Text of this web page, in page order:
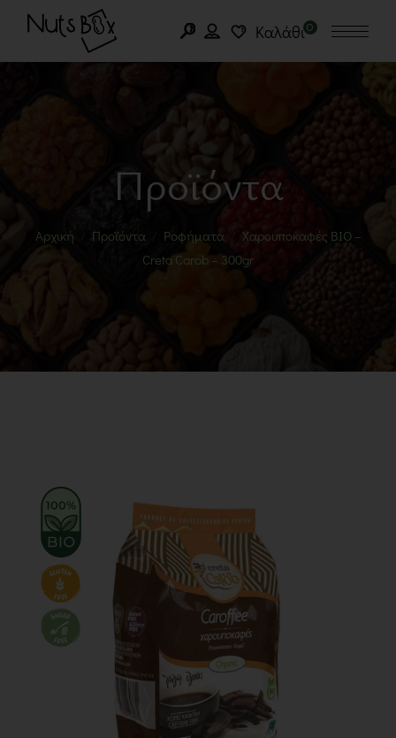
Καλάθι0
Προϊόντα
Αρχική Προϊόντα Ροφήματα
Χαρουποκαφές BIO –
Creta Carob – 300gr